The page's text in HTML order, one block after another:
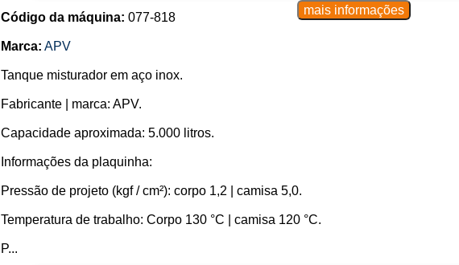
Código da máquina: 077-818
Marca: APV
Tanque misturador em aço inox.
Fabricante | marca: APV.
Capacidade aproximada: 5.000 litros.
Informações da plaquinha:
Pressão de projeto (kgf / cm²): corpo 1,2 | camisa 5,0.
Temperatura de trabalho: Corpo 130 °C | camisa 120 °C.
P...